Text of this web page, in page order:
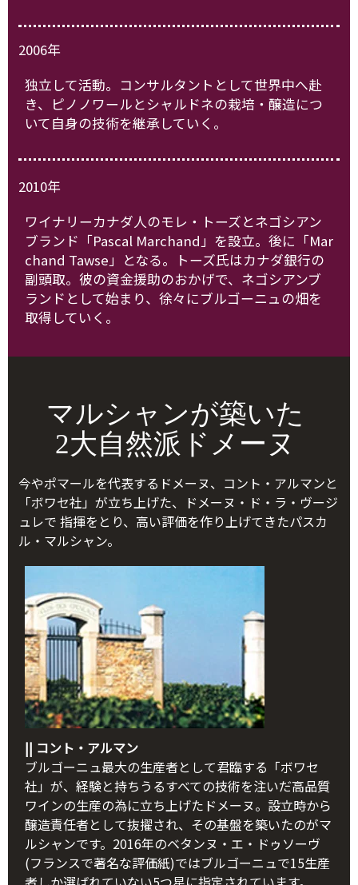
2006年
独立して活動。コンサルタントとして世界中へ赴
き、ピノノワールとシャルドネの栽培・醸造につ
いて自身の技術を継承していく。
2010年
ワイナリーカナダ人のモレ・トーズとネゴシアン
ブランド「Pascal Marchand」を設立。後に「Mar
chand Tawse」となる。トーズ氏はカナダ銀行の
副頭取。彼の資金援助のおかげで、ネゴシアンブ
ランドとして始まり、徐々にブルゴーニュの畑を
取得していく。
マルシャンが築いた
2大自然派ドメーヌ
今やポマールを代表するドメーヌ、コント・アルマンと
「ボワセ社」が立ち上げた、ドメーヌ・ド・ラ・ヴージ
ュレで 指揮をとり、高い評価を作り上げてきたパスカ
ル・マルシャン。
|| コント・アルマン
ブルゴーニュ最大の生産者として君臨する「ボワセ
社」が、経験と持ちうるすべての技術を注いだ高品質
ワインの生産の為に立ち上げたドメーヌ。設立時から
醸造責任者として抜擢され、その基盤を築いたのがマ
ルシャンです。2016年のベタンヌ・エ・ドゥソーヴ
(フランスで著名な評価紙)ではブルゴーニュで15生産